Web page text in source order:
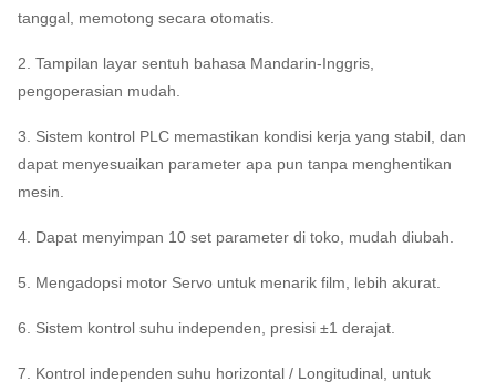
tanggal, memotong secara otomatis.
2. Tampilan layar sentuh bahasa Mandarin-Inggris,
pengoperasian mudah.
3. Sistem kontrol PLC memastikan kondisi kerja yang stabil, dan
dapat menyesuaikan parameter apa pun tanpa menghentikan
mesin.
4. Dapat menyimpan 10 set parameter di toko, mudah diubah.
5. Mengadopsi motor Servo untuk menarik film, lebih akurat.
6. Sistem kontrol suhu independen, presisi ±1 derajat.
7. Kontrol independen suhu horizontal / Longitudinal, untuk